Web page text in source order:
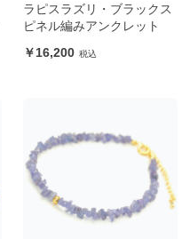
ラピスラズリ・ブラックス
ピネル編みアンクレット
16,200